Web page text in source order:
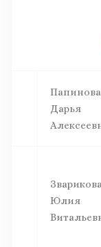
Папинова
Дарья
Юлия